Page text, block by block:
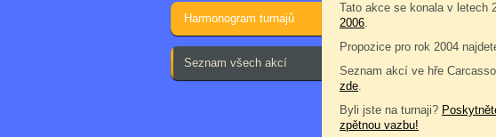
Harmonogram turnajů
Seznam všech akcí
Tato akce se konala v letech
2006.
Propozice pro rok 2004
Seznam akcí ve hře
zde.
Byli jste na turnaji?
zpětnou vazbu!